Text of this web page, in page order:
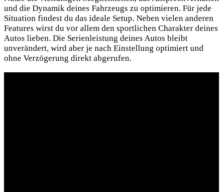
und die Dynamik deines Fahrzeugs zu optimieren. Für jede
Situation findest du das ideale Setup. Neben vielen anderen
Features wirst du vor allem den sportlichen Charakter deines
Autos lieben. Die Serienleistung deines Autos bleibt
unverändert, wird aber je nach Einstellung optimiert und
ohne Verzögerung direkt abgerufen.